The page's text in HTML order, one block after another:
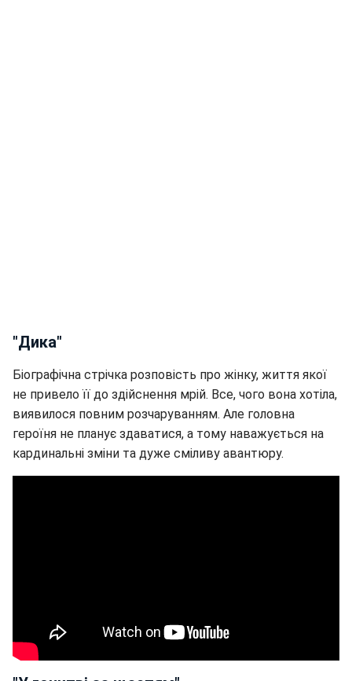
"Дика"
Біографічна стрічка розповість про жінку, життя якої
не привело її до здійснення мрій. Все, чого вона хотіла,
виявилося повним розчаруванням. Але головна
героїня не планує здаватися, а тому наважується на
кардинальні зміни та дуже сміливу авантюру.